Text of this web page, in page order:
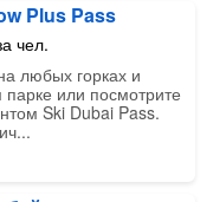
Plus Pass
чел.
любых горках и
или посмотрите
Ski Dubai Pass.